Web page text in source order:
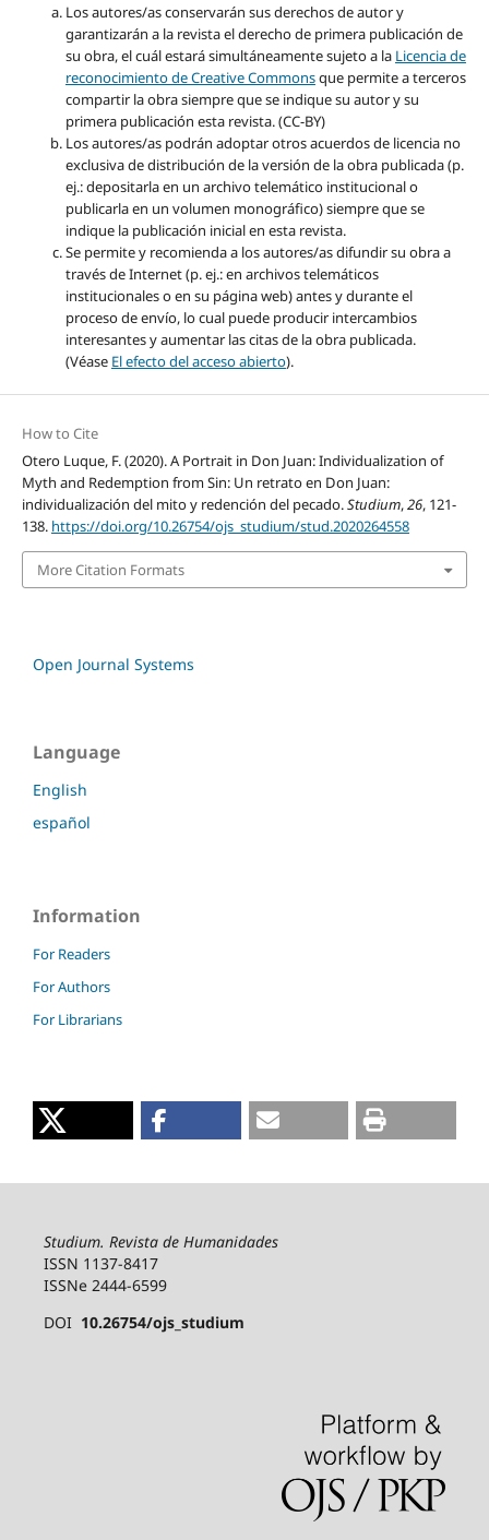
Los autores/as conservarán sus derechos de autor y
garantizarán a la revista el derecho de primera publicación de
su obra, el cuál estará simultáneamente sujeto a la Licencia de
reconocimiento de Creative Commonsque permite a terceros
compartir la obra siempre que se indique su autor y su
primera publicación esta revista. (CC-BY)
Los autores/as podrán adoptar otros acuerdos de licencia no
exclusiva de distribución de la versión de la obra publicada (p.
ej.: depositarla en un archivo telemático institucional o
publicarla en un volumen monográfico) siempre que se
indique la publicación inicial en esta revista.
Se permite y recomienda a los autores/as difundir su obra a
través de Internet (p. ej.: en archivos telemáticos
institucionales o en su página web) antes y durante el
proceso de envío, lo cual puede producir intercambios
interesantes y aumentar las citas de la obra publicada.
(Véase El efecto del acceso abierto).
How to Cite
Otero Luque, F. (2020). A Portrait in Don Juan: Individualization of
Myth and Redemption from Sin: Un retrato en Don Juan:
individualización del mito y redención del pecado.Studium,26, 121-
138. https://doi.org/10.26754/ojs_studium/stud.2020264558
More Citation Formats
Open Journal Systems
Language
English
español
Information
For Readers
For Authors
For Librarians
Studium. Revista de Humanidades
ISSN 1137-8417
ISSNe 2444-6599
DOI 10.26754/ojs_studium